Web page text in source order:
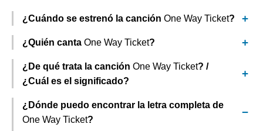
¿Cuándo se estrenó la canción One Way Ticket?
¿Quién canta One Way Ticket?
¿De qué trata la canción One Way Ticket? /
¿Cuál es el significado?
¿Dónde puedo encontrar la letra completa de
One Way Ticket?